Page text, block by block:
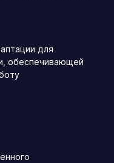
для
обеспечивающей